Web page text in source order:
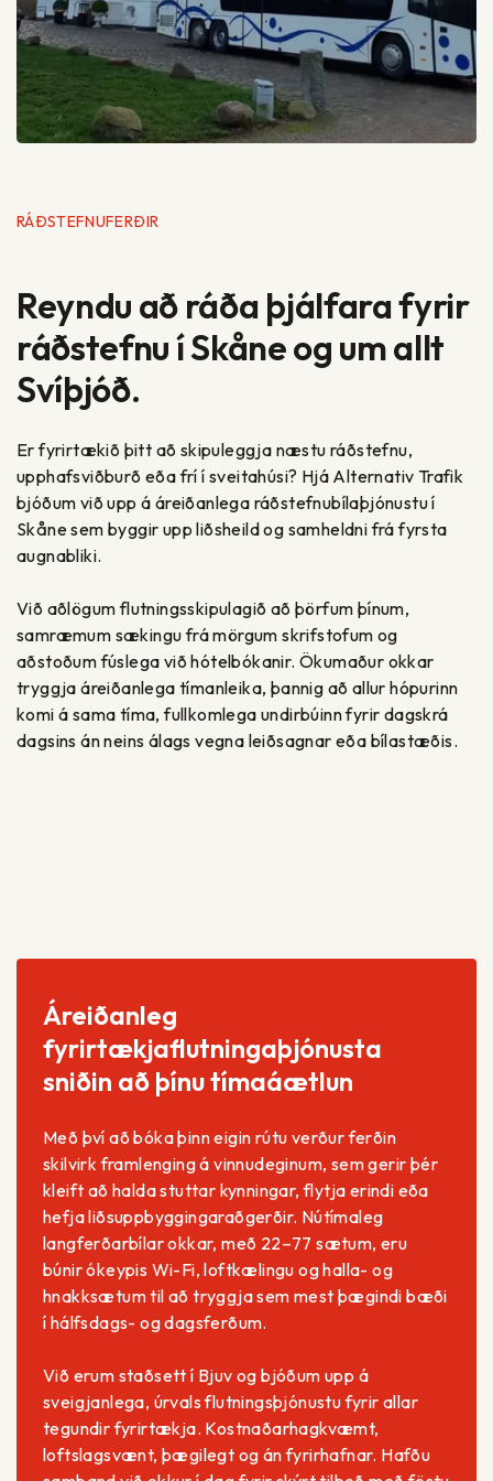
RÁÐSTEFNUFERÐIR
Reyndu að ráða þjálfara fyrir
ráðstefnu í Skåne og um allt
Svíþjóð.
Er fyrirtækið þitt að skipuleggja næstu ráðstefnu,
upphafsviðburð eða frí í sveitahúsi? Hjá Alternativ Trafik
bjóðum við upp á áreiðanlega ráðstefnubílaþjónustu í
Skåne sem byggir upp liðsheild og samheldni frá fyrsta
augnabliki.
Við aðlögum flutningsskipulagið að þörfum þínum,
samræmum sækingu frá mörgum skrifstofum og
aðstoðum fúslega við hótelbókanir. Ökumaður okkar
tryggja áreiðanlega tímanleika, þannig að allur hópurinn
komi á sama tíma, fullkomlega undirbúinn fyrir dagskrá
dagsins án neins álags vegna leiðsagnar eða bílastæðis.
Áreiðanleg
fyrirtækjaflutningaþjónusta
sniðin að þínu tímaáætlun
Með því að bóka þinn eigin rútu verður ferðin
skilvirk framlenging á vinnudeginum, sem gerir þér
kleift að halda stuttar kynningar, flytja erindi eða
hefja liðsuppbyggingaraðgerðir. Nútímaleg
langferðarbílar okkar, með 22–77 sætum, eru
búnir ókeypis Wi-Fi, loftkælingu og halla- og
hnakksætum til að tryggja sem mest þægindi bæði
í hálfsdags- og dagsferðum.
Við erum staðsett í Bjuv og bjóðum upp á
sveigjanlega, úrvals flutningsþjónustu fyrir allar
tegundir fyrirtækja. Kostnaðarhagkvæmt,
loftslagsvænt, þægilegt og án fyrirhafnar. Hafðu